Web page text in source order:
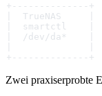
+--------------
|  TrueNAS
|  smartctl
|  /dev/da*
|              |
+--------------
Zwei praxiserprobte